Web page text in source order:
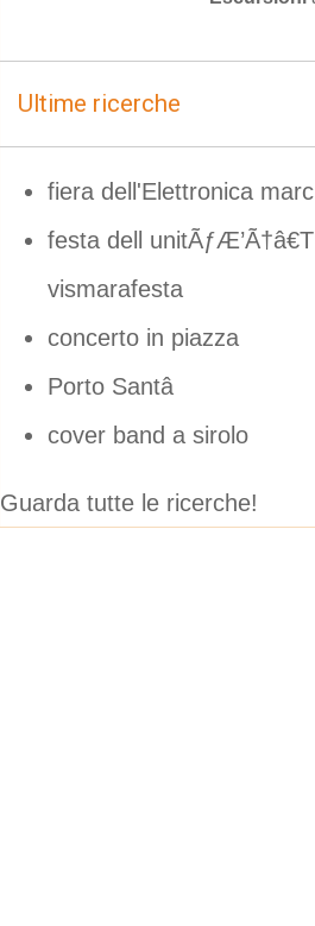
Ultime ricerche
fiera dell'Elettronica
festa dell
vismarafesta
concerto in piazza
Porto Santâ
cover band a sirolo
Guarda tutte le ricerche!